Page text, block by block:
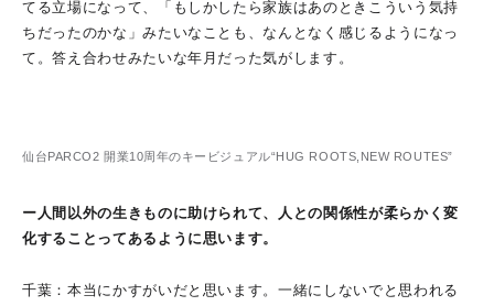
てる立場になって、「もしかしたら家族はあのときこういう気持
ちだったのかな」みたいなことも、なんとなく感じるようになっ
て。答え合わせみたいな年月だった気がします。
仙台PARCO2 開業10周年のキービジュアル“HUG ROOTS,NEW ROUTES”
ー人間以外の生きものに助けられて、人との関係性が柔らかく変
化することってあるように思います。
千葉：本当にかすがいだと思います。一緒にしないでと思われる